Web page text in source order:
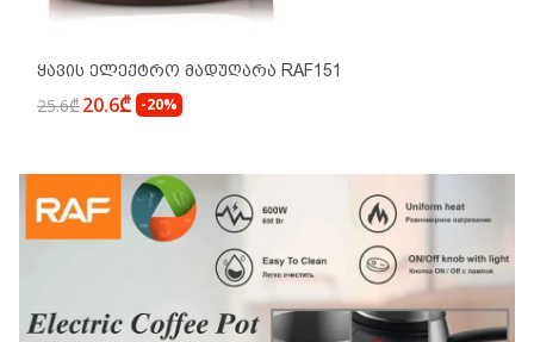
Ყავის Ელექტრო Მადუღარა RAF151
25.6₾20.6₾ -20%